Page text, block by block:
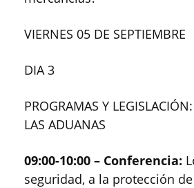
VIERNES 05 DE SEPTIEMBRE
DIA 3
PROGRAMAS Y
LAS ADUANAS
09:00-10:00 – Conferencia:
seguridad, a la protección